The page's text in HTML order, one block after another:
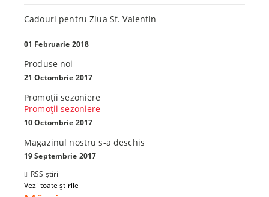
Cadouri pentru Ziua Sf. Valentin
01 Februarie 2018
Produse noi
21 Octombrie 2017
Promoţii sezoniere
Promoţii sezoniere
10 Octombrie 2017
Magazinul nostru s-a deschis
19 Septembrie 2017
RSS știri
Vezi toate știrile